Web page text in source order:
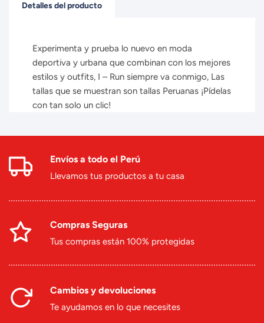
Detalles del producto
Experimenta y prueba lo nuevo en moda
deportiva y urbana que combinan con los mejores
estilos y outfits, I – Run siempre va conmigo, Las
tallas que se muestran son tallas Peruanas ¡Pídelas
con tan solo un clic!
Envíos a todo el Perú
Llevamos tus productos a tu casa
Compras Seguras
Tus compras están 100% protegidas
Cambios y devoluciones
Te ayudamos en lo que necesites